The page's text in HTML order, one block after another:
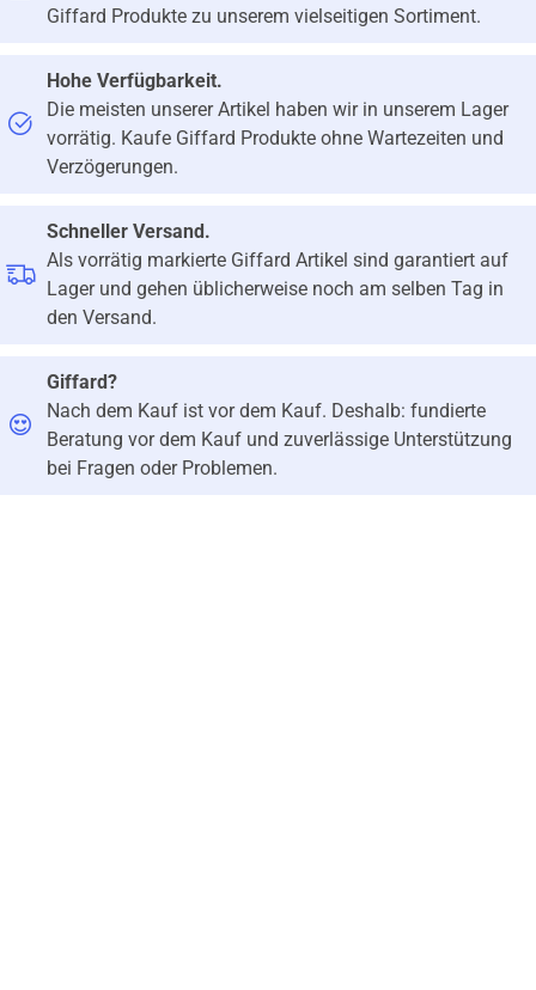
Giffard Produkte zu unserem vielseitigen Sortiment.
Hohe Verfügbarkeit.
Die meisten unserer Artikel haben wir in unserem Lager
vorrätig. Kaufe Giffard Produkte ohne Wartezeiten und
Verzögerungen.
Schneller Versand.
Als vorrätig markierte Giffard Artikel sind garantiert auf
Lager und gehen üblicherweise noch am selben Tag in
den Versand.
Giffard?
Nach dem Kauf ist vor dem Kauf. Deshalb: fundierte
Beratung vor dem Kauf und zuverlässige Unterstützung
bei Fragen oder Problemen.